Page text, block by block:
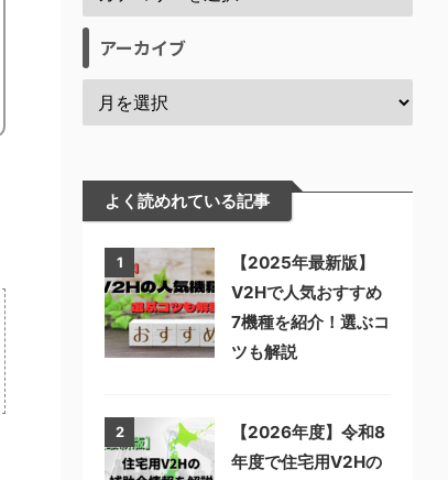
アーカイブ
よく読めれている記事
1
【2025年最新版】
V2Hで人気おすすめ
7機種を紹介！選ぶコ
ツも解説
2
【2026年度】令和8
年度で住宅用V2Hの